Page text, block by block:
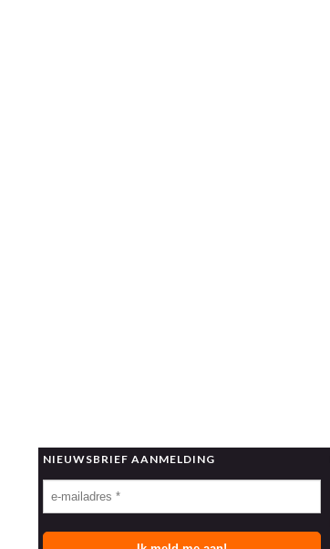
NIEUWSBRIEF AANMELDING